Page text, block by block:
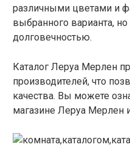
различными цветами и
выбранного варианта,
долговечностью.
Каталог Леруа Мерлен
производителей, что
качества. Вы можете
магазине Леруа Мерлен